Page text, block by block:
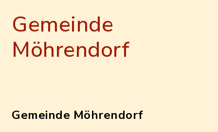
Gemeinde
Möhrendorf
Gemeinde Möhrendorf